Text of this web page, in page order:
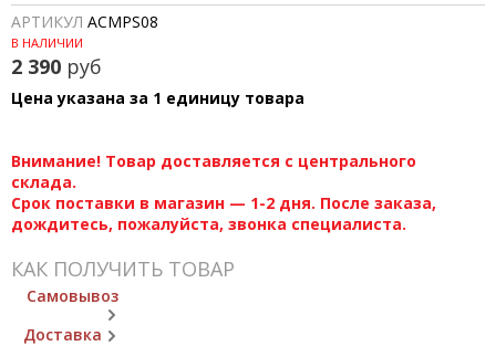
АРТИКУЛ ACMPS08
В НАЛИЧИИ
2 390 руб
Цена указана за 1 единицу товара
Внимание! Товар доставляется с центрального
склада.
Срок поставки в магазин — 1-2 дня. После заказа,
дождитесь, пожалуйста, звонка специалиста.
КАК ПОЛУЧИТЬ ТОВАР
Самовывоз
Доставка